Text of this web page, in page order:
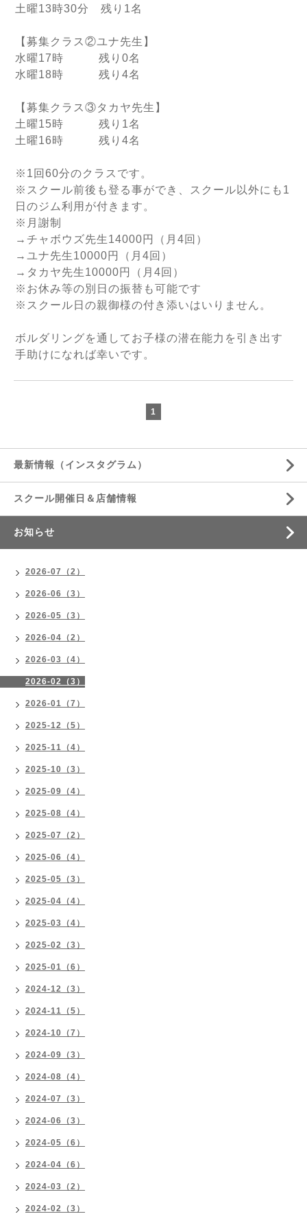
土曜13時30分 残り1名
【募集クラス②ユナ先生】
水曜17時 残り0名
水曜18時 残り4名
【募集クラス③タカヤ先生】
土曜15時 残り1名
土曜16時 残り4名
※1回60分のクラスです。
※スクール前後も登る事ができ、スクール以外にも1
日のジム利用が付きます。
※月謝制
→チャボウズ先生14000円（月4回）
→ユナ先生10000円（月4回）
→タカヤ先生10000円（月4回）
※お休み等の別日の振替も可能です
※スクール日の親御様の付き添いはいりません。
ボルダリングを通してお子様の潜在能力を引き出す
手助けになれば幸いです。
1
最新情報（インスタグラム）
スクール開催日＆店舗情報
お知らせ
2026-07（2）
2026-06（3）
2026-05（3）
2026-04（2）
2026-03（4）
2026-02（3）
2026-01（7）
2025-12（5）
2025-11（4）
2025-10（3）
2025-09（4）
2025-08（4）
2025-07（2）
2025-06（4）
2025-05（3）
2025-04（4）
2025-03（4）
2025-02（3）
2025-01（6）
2024-12（3）
2024-11（5）
2024-10（7）
2024-09（3）
2024-08（4）
2024-07（3）
2024-06（3）
2024-05（6）
2024-04（6）
2024-03（2）
2024-02（3）